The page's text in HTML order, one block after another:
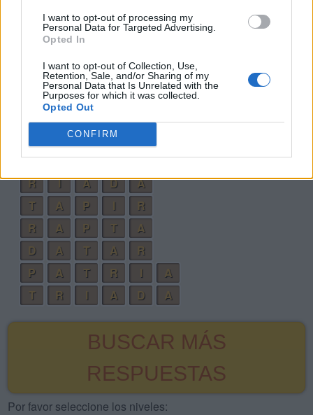
I want to opt-out of processing my
Personal Data for Targeted Advertising.
Opted In
I want to opt-out of Collection, Use,
Retention, Sale, and/or Sharing of my
Personal Data that Is Unrelated with the
Purposes for which it was collected.
Opted Out
CONFIRM
T A
R
A P I
A
I A R
A
R I
P A
T
A I R
A
R
I A D
A
T
A P I
R
R
A P T
A
D
A T A
R
P
A T R I
A
T
R I A D A
BUSCAR MÁS
RESPUESTAS
Por favor seleccione los niveles: